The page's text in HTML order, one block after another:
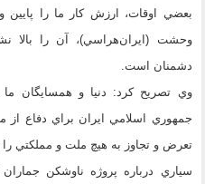
بعضي اوقات، ارزش کار ما را
وحشت (ايران‌هراسي)، آن را بالا
دشمنان است.
وي تصريح کرد: دنيا و همسايگان ما
جمهوري اسلامي ايران براي دفاع از
تعرض و تجاوز به هيچ ملت و مملکتي را